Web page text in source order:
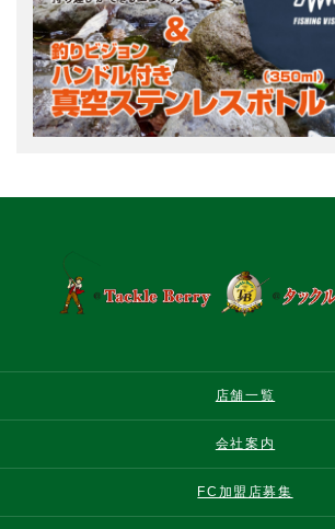
店舗一覧
会社案内
FC加盟店募集